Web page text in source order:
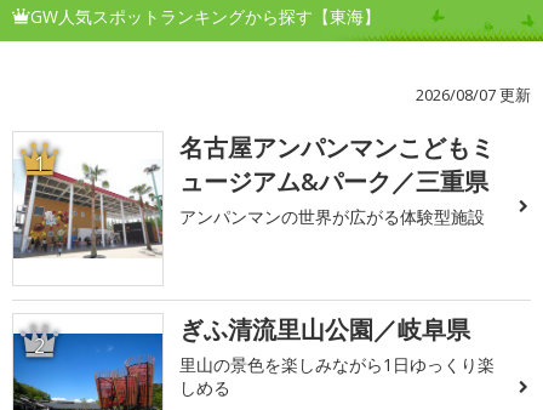
GW人気スポットランキングから探す【東海】
2026/08/07 更新
1
名古屋アンパンマンこどもミ
ュージアム&パーク／三重県
アンパンマンの世界が広がる体験型施設
2 ぎふ清流里山公園／岐阜県
里山の景色を楽しみながら1日ゆっくり楽
しめる